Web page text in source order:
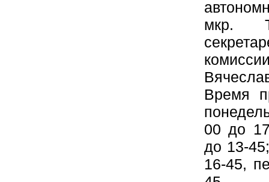
мкр.
Время
00 до
до 13-
16-45,